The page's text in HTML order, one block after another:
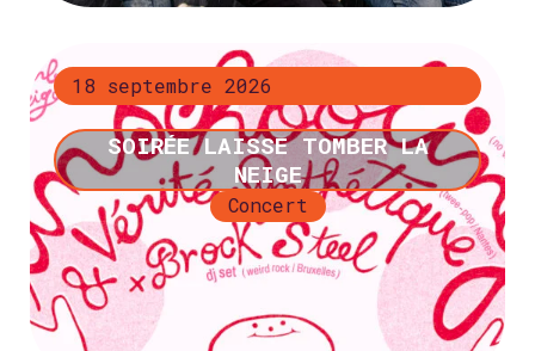
18 septembre 2026
SOIRÉE LAISSE TOMBER LA
NEIGE
Concert
+ d’infos